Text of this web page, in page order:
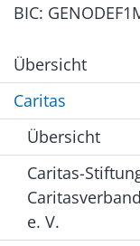
BIC:
Übersicht
Caritas
Übersicht
Caritas-
e. V.